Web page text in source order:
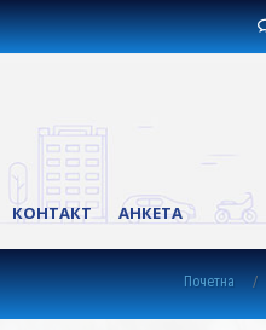
КОНТАКТ АНКЕТА
Почетна